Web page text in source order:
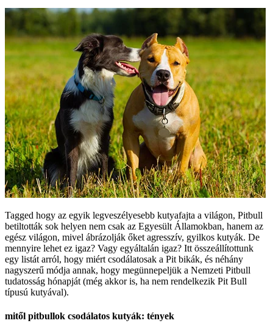
Tagged hogy az egyik legveszélyesebb kutyafajta a világon, Pitbull
betiltották sok helyen nem csak az Egyesült Államokban, hanem az
egész világon, mivel ábrázolják őket agresszív, gyilkos kutyák. De
mennyire lehet ez igaz? Vagy egyáltalán igaz? Itt összeállítottunk
egy listát arról, hogy miért csodálatosak a Pit bikák, és néhány
nagyszerű módja annak, hogy megünnepeljük a Nemzeti Pitbull
tudatosság hónapját (még akkor is, ha nem rendelkezik Pit Bull
típusú kutyával).
mitől pitbullok csodálatos kutyák: tények